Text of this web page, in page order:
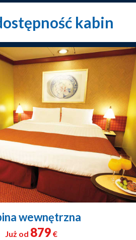
kabin
wewnętrzna
Już od 879 €